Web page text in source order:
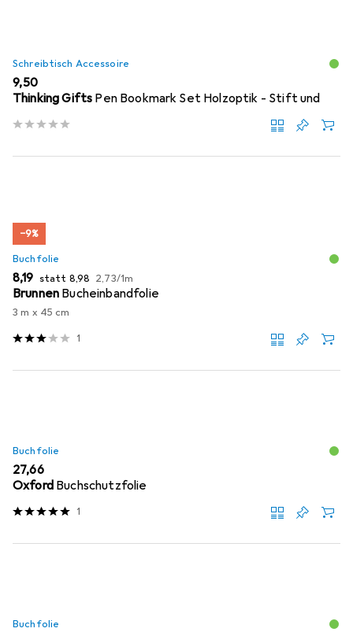
Schreibtisch Accessoire
EUR
9,50
Thinking Gifts Pen Bookmark Set Holzoptik - Stift und
−9%
Buchfolie
EUR
8,19 statt EUR
8,98 EUR
2,73/1m
Brunnen Bucheinbandfolie
3 m x 45 cm
1
Buchfolie
EUR
27,66
Oxford Buchschutzfolie
1
Buchfolie